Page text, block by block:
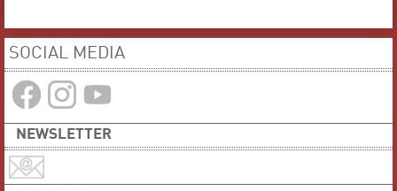
SOCIAL MEDIA
NEWSLETTER